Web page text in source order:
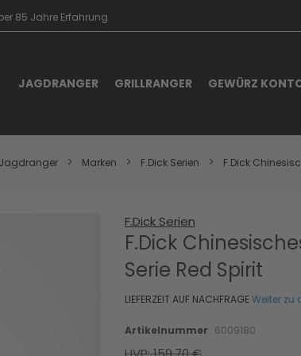
85 Jahre Erfahrung
JAGDRANGER GRILLRANGER GEWÜRZ
Jagdranger Marken F.Dick Serien F.Dick
F.Dick Serien
F.Dick
Serie Red Spirit
LIEFERZEIT AUF NACHFRAGEWeiter zu
Artikelnummer 6009180
beginning
gallery